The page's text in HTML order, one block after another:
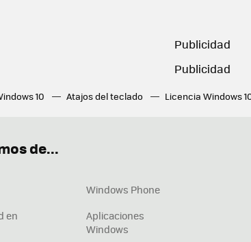
10 Atajos del teclado Licencia Windows
de...
Windows Phone
en
Aplicaciones
Windows